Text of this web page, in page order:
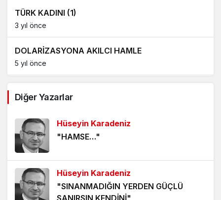
TÜRK KADINI (1)
3 yıl önce
DOLARİZASYONA AKILCI HAMLE
5 yıl önce
5 yıl önce
ÖLÜMÜ BEKLEMEK
5 yıl önce
5 yıl önce
Diğer Yazarlar
Hüseyin Karadeniz
"HAMSE…"
Hüseyin Karadeniz
"SINANMADIĞIN YERDEN GÜÇLÜ